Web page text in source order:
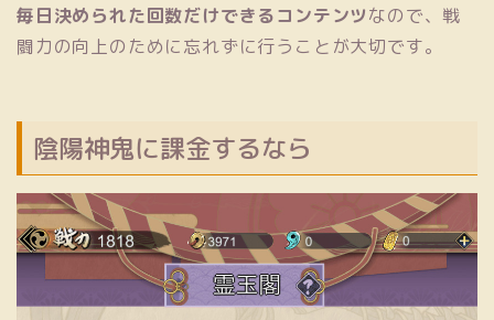
毎日決められた回数だけできるコンテンツなので、戦
闘力の向上のために忘れずに行うことが大切です。
陰陽神鬼に課金するなら